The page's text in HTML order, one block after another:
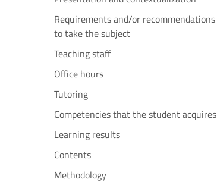
Requirements and/or recommendations
to take the subject
Teaching staff
Office hours
Tutoring
Competencies that the student acquires
Learning results
Contents
Methodology